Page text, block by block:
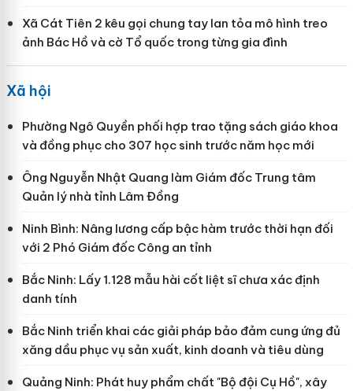
Xã Cát Tiên 2 kêu gọi chung tay lan tỏa mô hình treo
ảnh Bác Hồ và cờ Tổ quốc trong từng gia đình
Xã hội
Phường Ngô Quyền phối hợp trao tặng sách giáo khoa
và đồng phục cho 307 học sinh trước năm học mới
Ông Nguyễn Nhật Quang làm Giám đốc Trung tâm
Quản lý nhà tỉnh Lâm Đồng
Ninh Bình: Nâng lương cấp bậc hàm trước thời hạn đối
với 2 Phó Giám đốc Công an tỉnh
Bắc Ninh: Lấy 1.128 mẫu hài cốt liệt sĩ chưa xác định
danh tính
Bắc Ninh triển khai các giải pháp bảo đảm cung ứng đủ
xăng dầu phục vụ sản xuất, kinh doanh và tiêu dùng
Quảng Ninh: Phát huy phẩm chất "Bộ đội Cụ Hồ", xây